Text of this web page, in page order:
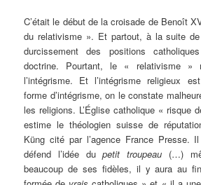
C’était le début de la croisade de Benoît
du relativisme ». Et partout, à la suite
durcissement des positions
doctrine. Pourtant, le « relativisme »
l’intégrisme. Et l’intégrisme religieux
forme d’intégrisme, on le constate
les religions. L’Église catholique « risque
estime le théologien suisse de
Küng cité par l’agence France Presse.
défend l’idée dupetit troupeau (…)
beaucoup de ses fidèles, il y aura au